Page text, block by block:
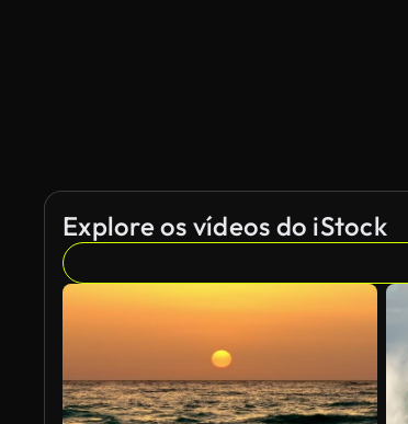
Explore os vídeos do iStock